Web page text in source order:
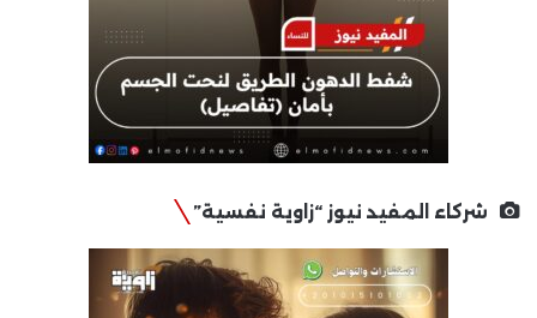
شركاء المفيد نيوز “زاوية نفسية”